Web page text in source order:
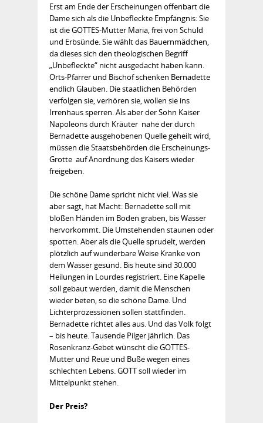
Erst am Ende der Erscheinungen offenbart die
Dame sich als die Unbefleckte Empfängnis: Sie
ist die GOTTES-Mutter Maria, frei von Schuld
und Erbsünde. Sie wählt das Bauernmädchen,
da dieses sich den theologischen Begriff
„Unbefleckte“ nicht ausgedacht haben kann.
Orts-Pfarrer und Bischof schenken Bernadette
endlich Glauben. Die staatlichen Behörden
verfolgen sie, verhören sie, wollen sie ins
Irrenhaus sperren. Als aber der Sohn Kaiser
Napoleons durch Kräuter nahe der durch
Bernadette ausgehobenen Quelle geheilt wird,
müssen die Staatsbehörden die Erscheinungs-
Grotte auf Anordnung des Kaisers wieder
freigeben.
Die schöne Dame spricht nicht viel. Was sie
aber sagt, hat Macht: Bernadette soll mit
bloßen Händen im Boden graben, bis Wasser
hervorkommt. Die Umstehenden staunen oder
spotten. Aber als die Quelle sprudelt, werden
plötzlich auf wunderbare Weise Kranke von
dem Wasser gesund. Bis heute sind 30.000
Heilungen in Lourdes registriert. Eine Kapelle
soll gebaut werden, damit die Menschen
wieder beten, so die schöne Dame. Und
Lichterprozessionen sollen stattfinden.
Bernadette richtet alles aus. Und das Volk folgt
– bis heute. Tausende Pilger jährlich. Das
Rosenkranz-Gebet wünscht die GOTTES-
Mutter und Reue und Buße wegen eines
schlechten Lebens. GOTT soll wieder im
Mittelpunkt stehen.
Der Preis?